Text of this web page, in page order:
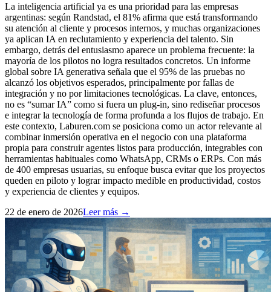
La inteligencia artificial ya es una prioridad para las empresas
argentinas: según Randstad, el 81% afirma que está transformando
su atención al cliente y procesos internos, y muchas organizaciones
ya aplican IA en reclutamiento y experiencia del talento. Sin
embargo, detrás del entusiasmo aparece un problema frecuente: la
mayoría de los pilotos no logra resultados concretos. Un informe
global sobre IA generativa señala que el 95% de las pruebas no
alcanzó los objetivos esperados, principalmente por fallas de
integración y no por limitaciones tecnológicas. La clave, entonces,
no es “sumar IA” como si fuera un plug-in, sino rediseñar procesos
e integrar la tecnología de forma profunda a los flujos de trabajo. En
este contexto, Laburen.com se posiciona como un actor relevante al
combinar inmersión operativa en el negocio con una plataforma
propia para construir agentes listos para producción, integrables con
herramientas habituales como WhatsApp, CRMs o ERPs. Con más
de 400 empresas usuarias, su enfoque busca evitar que los proyectos
queden en piloto y lograr impacto medible en productividad, costos
y experiencia de clientes y equipos.
22 de enero de 2026Leer más →